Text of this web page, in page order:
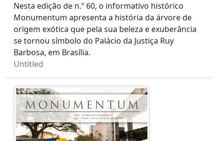
Nesta edição de n.º 60, o informativo histórico
Monumentum apresenta a história da árvore de
origem exótica que pela sua beleza e exuberância
se tornou símbolo do Palácio da Justiça Ruy
Barbosa, em Brasília.
Untitled